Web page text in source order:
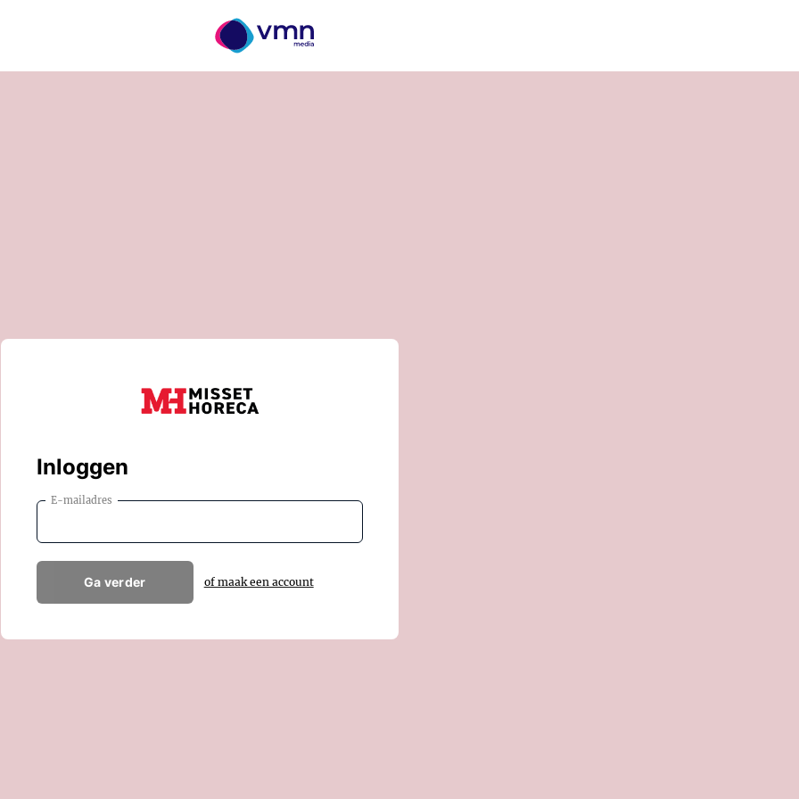
Inloggen
E-mailadres
Ga verder of maak een account